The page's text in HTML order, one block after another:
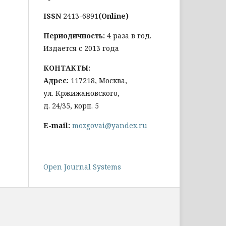
ISSN 2413-6891(Online)
Периодичность: 4 раза в год.
Издается с 2013 года
КОНТАКТЫ:
Адрес: 117218, Москва,
ул. Кржижановского,
д. 24/35, корп. 5
E-mail: mozgovai@yandex.ru
Open Journal Systems